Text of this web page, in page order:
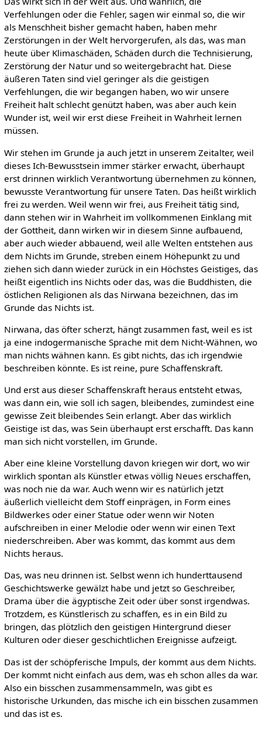
Verfehlungen oder die Fehler, sagen wir einmal so, die wir
als Menschheit bisher gemacht haben, haben mehr
Zerstörungen in der Welt hervorgerufen, als das, was man
heute über Klimaschäden, Schäden durch die Technisierung,
Zerstörung der Natur und so weitergebracht hat. Diese
äußeren Taten sind viel geringer als die geistigen
Verfehlungen, die wir begangen haben, wo wir unsere
Freiheit halt schlecht genützt haben, was aber auch kein
Wunder ist, weil wir erst diese Freiheit in Wahrheit lernen
müssen.
Wir stehen im Grunde ja auch jetzt in unserem Zeitalter, weil
dieses Ich-Bewusstsein immer stärker erwacht, überhaupt
erst drinnen wirklich Verantwortung übernehmen zu können,
bewusste Verantwortung für unsere Taten. Das heißt wirklich
frei zu werden. Weil wenn wir frei, aus Freiheit tätig sind,
dann stehen wir in Wahrheit im vollkommenen Einklang mit
der Gottheit, dann wirken wir in diesem Sinne aufbauend,
aber auch wieder abbauend, weil alle Welten entstehen aus
dem Nichts im Grunde, streben einem Höhepunkt zu und
ziehen sich dann wieder zurück in ein Höchstes Geistiges, das
heißt eigentlich ins Nichts oder das, was die Buddhisten, die
östlichen Religionen als das Nirwana bezeichnen, das im
Grunde das Nichts ist.
Nirwana, das öfter scherzt, hängt zusammen fast, weil es ist
ja eine indogermanische Sprache mit dem Nicht-Wähnen, wo
man nichts wähnen kann. Es gibt nichts, das ich irgendwie
beschreiben könnte. Es ist reine, pure Schaffenskraft.
Und erst aus dieser Schaffenskraft heraus entsteht etwas,
was dann ein, wie soll ich sagen, bleibendes, zumindest eine
gewisse Zeit bleibendes Sein erlangt. Aber das wirklich
Geistige ist das, was Sein überhaupt erst erschafft. Das kann
man sich nicht vorstellen, im Grunde.
Aber eine kleine Vorstellung davon kriegen wir dort, wo wir
wirklich spontan als Künstler etwas völlig Neues erschaffen,
was noch nie da war. Auch wenn wir es natürlich jetzt
äußerlich vielleicht dem Stoff einprägen, in Form eines
Bildwerkes oder einer Statue oder wenn wir Noten
aufschreiben in einer Melodie oder wenn wir einen Text
niederschreiben. Aber was kommt, das kommt aus dem
Nichts heraus.
Das, was neu drinnen ist. Selbst wenn ich hunderttausend
Geschichtswerke gewälzt habe und jetzt so Geschreiber,
Drama über die ägyptische Zeit oder über sonst irgendwas.
Trotzdem, es Künstlerisch zu schaffen, es in ein Bild zu
bringen, das plötzlich den geistigen Hintergrund dieser
Kulturen oder dieser geschichtlichen Ereignisse aufzeigt.
Das ist der schöpferische Impuls, der kommt aus dem Nichts.
Der kommt nicht einfach aus dem, was eh schon alles da war.
Also ein bisschen zusammensammeln, was gibt es
historische Urkunden, das mische ich ein bisschen zusammen
und das ist es.